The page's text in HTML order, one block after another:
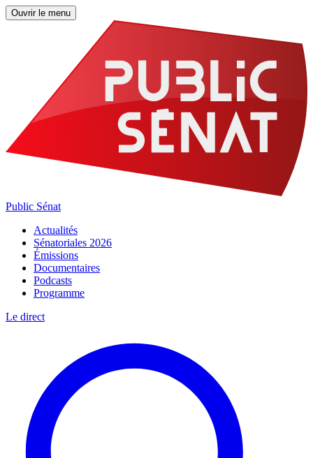
Ouvrir le menu
Public Sénat
Actualités
Sénatoriales 2026
Émissions
Documentaires
Podcasts
Programme
Le direct